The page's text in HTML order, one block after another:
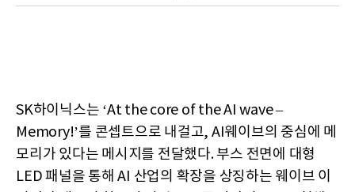
SK하이닉스는 ‘At the core of the AI wave –
Memory!’를 콘셉트으로 내걸고, AI웨이브의 중심에 메
모리가 있다는 메시지를 전달했다. 부스 전면에 대형
LED 패널을 통해 AI 산업의 확장을 상징하는 웨이브 이